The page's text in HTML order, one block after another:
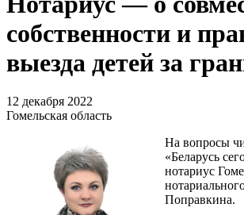
собственности и
выезда детей за
12 декабря 2022
Гомельская область
На вопросы
«Беларусь
нотариус
Поправкина.